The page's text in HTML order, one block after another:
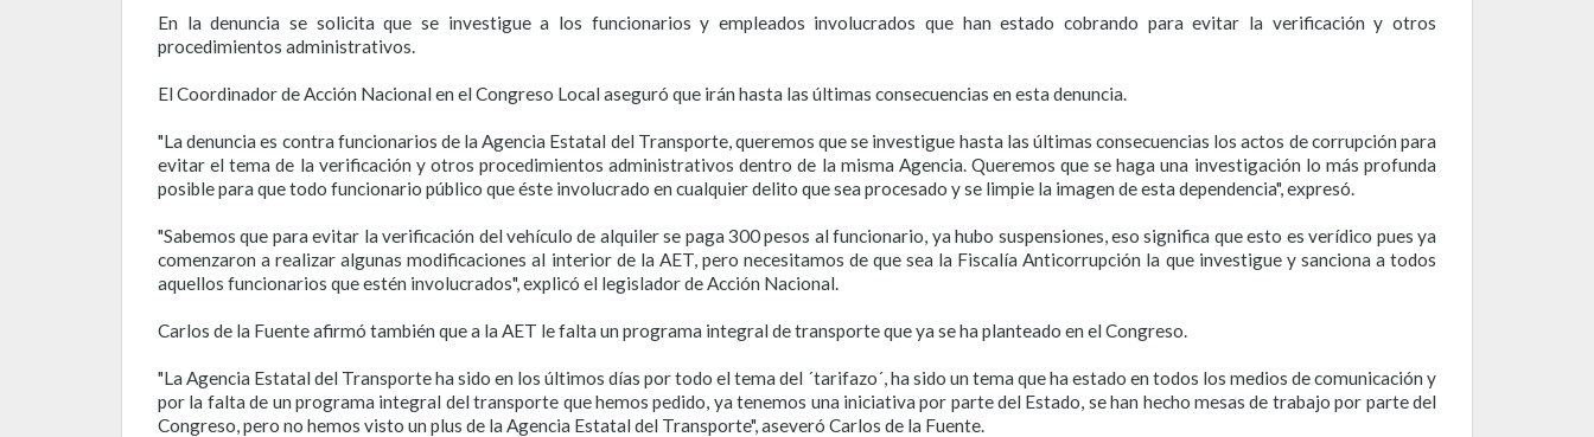
En la denuncia se solicita que se investigue a los funcionarios y empleados involucrados que han estado cobrando para evitar la verificación y otros
procedimientos administrativos.
El Coordinador de Acción Nacional en el Congreso Local aseguró que irán hasta las últimas consecuencias en esta denuncia.
"La denuncia es contra funcionarios de la Agencia Estatal del Transporte, queremos que se investigue hasta las últimas consecuencias los actos de corrupción para
evitar el tema de la verificación y otros procedimientos administrativos dentro de la misma Agencia. Queremos que se haga una investigación lo más profunda
posible para que todo funcionario público que éste involucrado en cualquier delito que sea procesado y se limpie la imagen de esta dependencia", expresó.
"Sabemos que para evitar la verificación del vehículo de alquiler se paga 300 pesos al funcionario, ya hubo suspensiones, eso significa que esto es verídico pues ya
comenzaron a realizar algunas modificaciones al interior de la AET, pero necesitamos de que sea la Fiscalía Anticorrupción la que investigue y sanciona a todos
aquellos funcionarios que estén involucrados", explicó el legislador de Acción Nacional.
Carlos de la Fuente afirmó también que a la AET le falta un programa integral de transporte que ya se ha planteado en el Congreso.
"La Agencia Estatal del Transporte ha sido en los últimos días por todo el tema del ´tarifazo´, ha sido un tema que ha estado en todos los medios de comunicación y
por la falta de un programa integral del transporte que hemos pedido, ya tenemos una iniciativa por parte del Estado, se han hecho mesas de trabajo por parte del
Congreso, pero no hemos visto un plus de la Agencia Estatal del Transporte", aseveró Carlos de la Fuente.